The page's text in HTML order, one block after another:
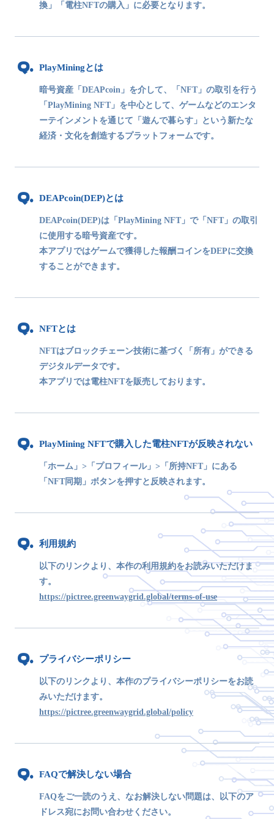
換」「電柱NFTの購入」に必要となります。
PlayMiningとは
暗号資産「DEAPcoin」を介して、「NFT」の取引を行う
「PlayMining NFT」を中心として、ゲームなどのエンタ
ーテインメントを通じて「遊んで暮らす」という新たな
経済・文化を創造するプラットフォームです。
DEAPcoin(DEP)とは
DEAPcoin(DEP)は「PlayMining NFT」で「NFT」の取引
に使用する暗号資産です。
本アプリではゲームで獲得した報酬コインをDEPに交換
することができます。
NFTとは
NFTはブロックチェーン技術に基づく「所有」ができる
デジタルデータです。
本アプリでは電柱NFTを販売しております。
PlayMining NFTで購入した電柱NFTが反映されない
「ホーム」>「プロフィール」>「所持NFT」にある
「NFT同期」ボタンを押すと反映されます。
利用規約
以下のリンクより、本作の利用規約をお読みいただけま
す。
https://pictree.greenwaygrid.global/terms-of-use
プライバシーポリシー
以下のリンクより、本作のプライバシーポリシーをお読
みいただけます。
https://pictree.greenwaygrid.global/policy
FAQで解決しない場合
FAQをご一読のうえ、なお解決しない問題は、以下のア
ドレス宛にお問い合わせください。